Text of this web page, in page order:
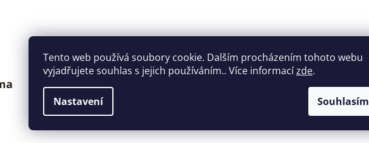
Tento web používá soubory cookie. Dalším procházením tohoto webu
vyjadřujete souhlas s jejich používáním.. Více informacízde.
Nastavení Souhlasím
Perfektní
zákaznická podpora
Široký výběr
nábytku za rozumné